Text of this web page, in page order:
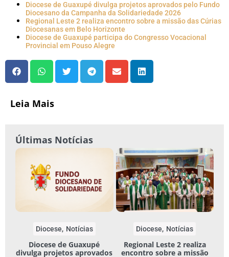
Diocese de Guaxupé divulga projetos aprovados pelo Fundo
Diocesano da Campanha da Solidariedade 2026
Regional Leste 2 realiza encontro sobre a missão das Cúrias
Diocesanas em Belo Horizonte
Diocese de Guaxupé participa do Congresso Vocacional
Provincial em Pouso Alegre
Leia Mais
Últimas Notícias
Diocese Notícias
Diocese de Guaxupé
divulga projetos aprovados
Diocese Notícias
Regional Leste 2 realiza
encontro sobre a missão